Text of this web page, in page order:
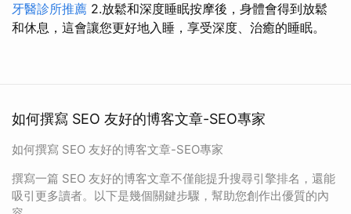
牙醫診所推薦 2.放鬆和深度睡眠按摩後，身體會得到放鬆
和休息，這會讓您更好地入睡，享受深度、治癒的睡眠。
如何撰寫 SEO 友好的博客文章-SEO專家
如何撰寫 SEO 友好的博客文章-SEO專家
撰寫一篇 SEO 友好的博客文章不僅能提升搜尋引擎排名，還能
吸引更多讀者。以下是幾個關鍵步驟，幫助您創作出優質的內